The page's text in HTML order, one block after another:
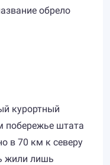
обрело
курортный
побережье штата
в 70 км к северу
жили лишь